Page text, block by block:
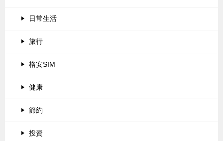
日常生活
旅行
格安SIM
健康
節約
投資